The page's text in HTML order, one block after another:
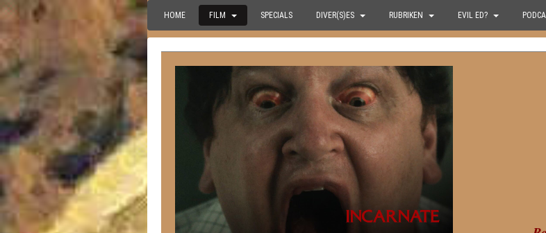
HOME FILM SPECIALS DIVER(S)ES RUBRIKEN EVIL ED?